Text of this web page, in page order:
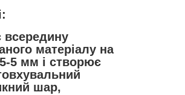
всередину
матеріалу на
5 мм і створює
шар,